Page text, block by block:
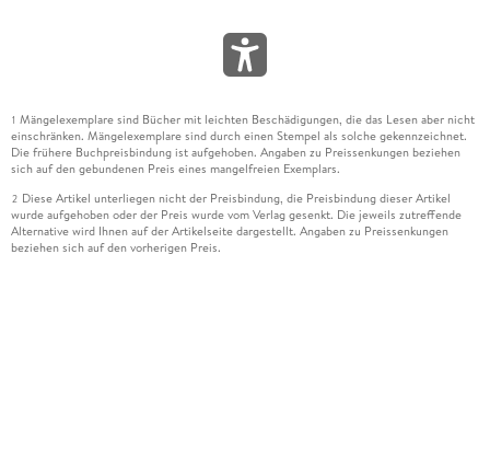
1 Mängelexemplare sind Bücher mit leichten Beschädigungen, die das Lesen aber nicht
einschränken. Mängelexemplare sind durch einen Stempel als solche gekennzeichnet.
Die frühere Buchpreisbindung ist aufgehoben. Angaben zu Preissenkungen beziehen
sich auf den gebundenen Preis eines mangelfreien Exemplars.
2 Diese Artikel unterliegen nicht der Preisbindung, die Preisbindung dieser Artikel
wurde aufgehoben oder der Preis wurde vom Verlag gesenkt. Die jeweils zutreffende
Alternative wird Ihnen auf der Artikelseite dargestellt. Angaben zu Preissenkungen
beziehen sich auf den vorherigen Preis.